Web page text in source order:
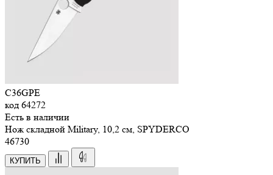
C36GPE
код 64272
Есть в наличии
Нож складной Military, 10,2 см, SPYDERCO
46730
КУПИТЬ